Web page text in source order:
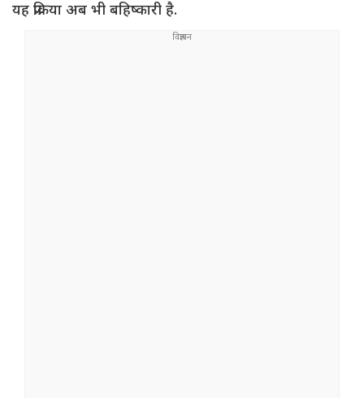
यह प्रक्रिया अब भी बहिष्कारी है.